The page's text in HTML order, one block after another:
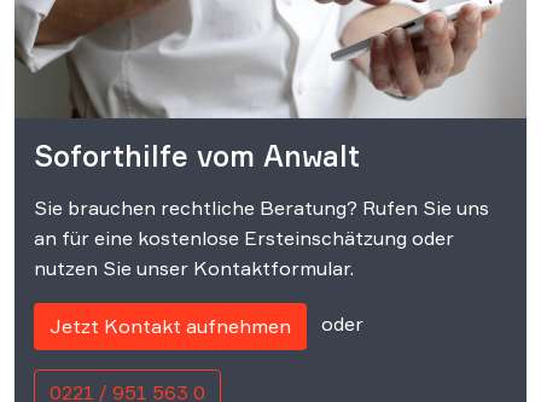
Soforthilfe vom Anwalt
Sie brauchen rechtliche Beratung? Rufen Sie uns
an für eine kostenlose Ersteinschätzung oder
nutzen Sie unser Kontaktformular.
Jetzt Kontakt aufnehmen oder
0221 / 951 563 0